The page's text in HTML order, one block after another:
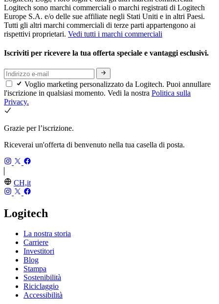
Logitech sono marchi commerciali o marchi registrati di Logitech
Europe S.A. e/o delle sue affiliate negli Stati Uniti e in altri Paesi.
Tutti gli altri marchi commerciali di terze parti appartengono ai
rispettivi proprietari. Vedi tutti i marchi commerciali
Iscriviti per ricevere la tua offerta speciale e vantaggi esclusivi.
Voglio marketing personalizzato da Logitech. Puoi annullare
l'iscrizione in qualsiasi momento. Vedi la nostra Politica sulla
Privacy.
Grazie per l’iscrizione.
Riceverai un'offerta di benvenuto nella tua casella di posta.
CH,it
Logitech
La nostra storia
Carriere
Investitori
Blog
Stampa
Sostenibilità
Riciclaggio
Accessibilità